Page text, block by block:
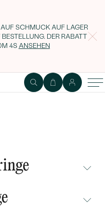
SCHMUCK AUF LAGER
DER RABATT
3S ANSEHEN